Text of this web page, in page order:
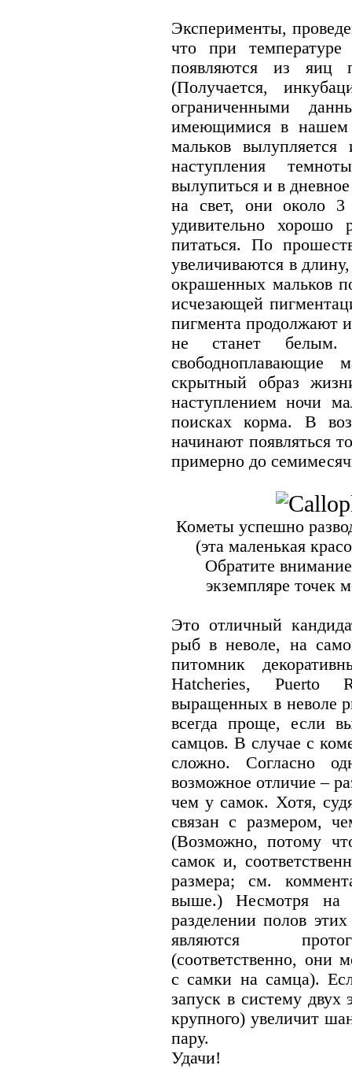
Эксперименты,
что при
появляются из
(Получается,
ограниченными
имеющимися в нашем
мальков
наступления
вылупиться и в
на свет, они около
удивительно
питаться. По
увеличиваются в
окрашенных мальков
исчезающей
пигмента продолжают
не станет
свободноплавающие
скрытный образ
наступлением ночи
поисках корма. В
начинают появляться
примерно до
Кометы успешно
(эта маленькая
Обратите
экземпляре точек
Это отличный
рыб в неволе, на
питомник
Hatcheries, Puerto
выращенных в неволе
всегда проще, если
самцов. В случае с
сложно. Согласно
возможное отличие –
чем у самок. Хотя,
связан с размером,
(Возможно, потому
самок и,
размера; см.
выше.) Несмотря на
разделении полов
являются
(соответственно, они
с самки на самца).
запуск в систему двух
крупного) увеличит
пару.
Удачи!